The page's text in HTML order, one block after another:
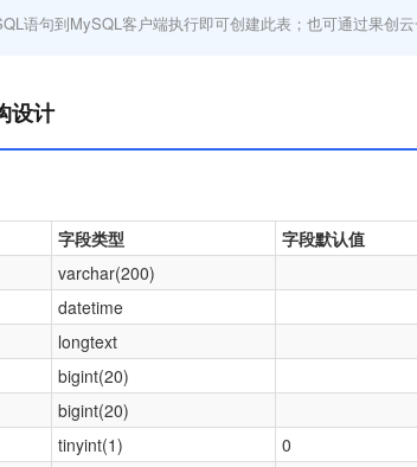
语句到MySQL客户端执行即可创建此表；也可通过果创
设计
字段类型 字段默认值
varchar(200)
datetime
longtext
bigint(20)
bigint(20)
tinyint(1) 0